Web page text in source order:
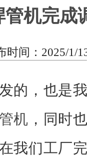
管机完成
间：2025/1/
的，也是
机 ，同时
我们工厂